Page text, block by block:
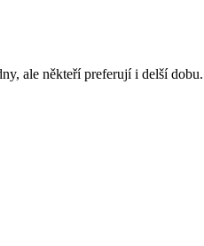
ale někteří preferují i delší